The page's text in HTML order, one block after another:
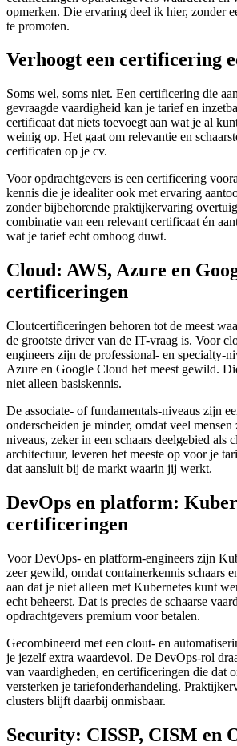
opmerken. Die ervaring deel ik hier, zonder
te promoten.
Verhoogt een certificering
Soms wel, soms niet. Een certificering die
gevraagde vaardigheid kan je tarief en
certificaat dat niets toevoegt aan wat je al
weinig op. Het gaat om relevantie en
certificaten op je cv.
Voor opdrachtgevers is een certificering
kennis die je idealiter ook met ervaring
zonder bijbehorende praktijkervaring
combinatie van een relevant certificaat én
wat je tarief echt omhoog duwt.
Cloud: AWS, Azure en
certificeringen
Cloutcertificeringen behoren tot de meest
de grootste driver van de IT-vraag is. Voor
engineers zijn de professional- en specialty-
Azure en Google Cloud het meest gewild.
niet alleen basiskennis.
De associate- of fundamentals-niveaus zijn
onderscheiden je minder, omdat veel
niveaus, zeker in een schaars deelgebied als
architectuur, leveren het meeste op voor je
dat aansluit bij de markt waarin jij werkt.
DevOps en platform:
certificeringen
Voor DevOps- en platform-engineers zijn
zeer gewild, omdat containerkennis schaars
aan dat je niet alleen met Kubernetes kunt
echt beheerst. Dat is precies de schaarse
opdrachtgevers premium voor betalen.
Gecombineerd met een clout- en
je jezelf extra waardevol. De DevOps-rol
van vaardigheden, en certificeringen die dat
versterken je tariefonderhandeling.
clusters blijft daarbij onmisbaar.
Security: CISSP, CISM en